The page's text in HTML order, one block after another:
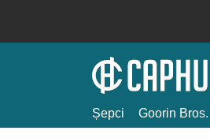
Șepci Goorin Bros.